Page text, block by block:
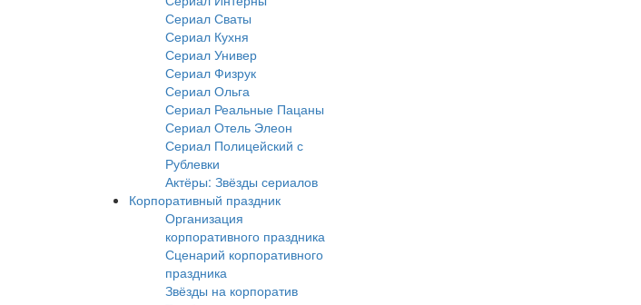
Сериал Сваты
Сериал Кухня
Сериал Универ
Сериал Физрук
Сериал Ольга
Сериал Реальные Пацаны
Сериал Отель Элеон
Сериал Полицейский с
Рублевки
Актёры: Звёзды сериалов
Корпоративный праздник
Организация
корпоративного праздника
Сценарий корпоративного
праздника
Звёзды на корпоратив